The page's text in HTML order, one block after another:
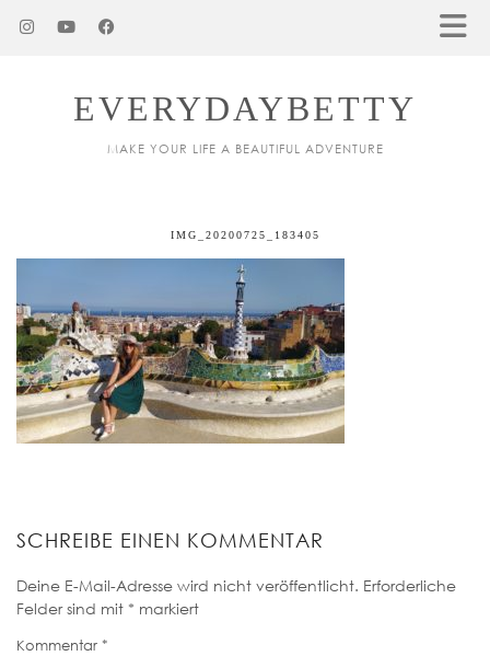
EVERYDAYBETTY
MAKE YOUR LIFE A BEAUTIFUL ADVENTURE
IMG_20200725_183405
SCHREIBE EINEN KOMMENTAR
Deine E-Mail-Adresse wird nicht veröffentlicht. Erforderliche
Felder sind mit * markiert
Kommentar *